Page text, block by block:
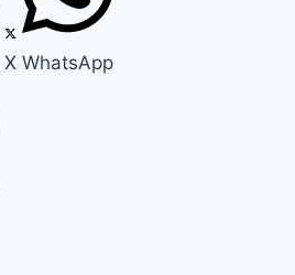
X WhatsApp